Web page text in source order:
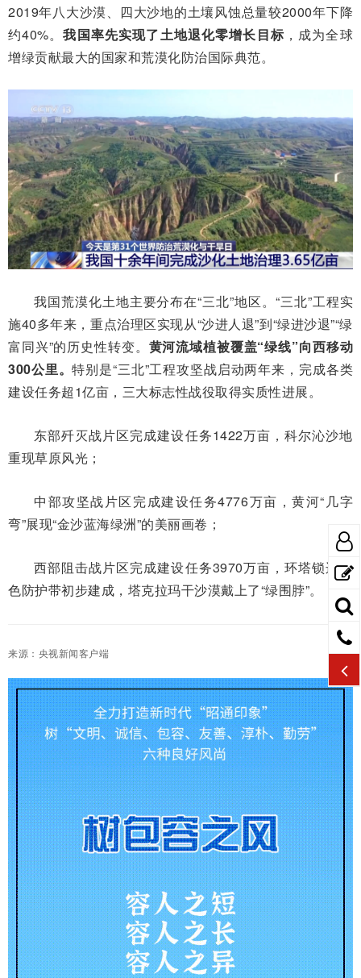
2019年八大沙漠、四大沙地的土壤风蚀总量较2000年下降
约40%。我国率先实现了土地退化零增长目标，成为全球
增绿贡献最大的国家和荒漠化防治国际典范。
我国荒漠化土地主要分布在“三北”地区。“三北”工程实
施40多年来，重点治理区实现从“沙进人退”到“绿进沙退”“绿
富同兴”的历史性转变。 黄河流域植被覆盖“绿线”向西移动
300公里。特别是“三北”工程攻坚战启动两年来，完成各类
建设任务超1亿亩，三大标志性战役取得实质性进展。
东部歼灭战片区完成建设任务1422万亩，科尔沁沙地
重现草原风光；
中部攻坚战片区完成建设任务4776万亩，黄河“几字
弯”展现“金沙蓝海绿洲”的美丽画卷；
西部阻击战片区完成建设任务3970万亩，环塔锁边绿
色防护带初步建成，塔克拉玛干沙漠戴上了“绿围脖”。
来源： 央视新闻客户端